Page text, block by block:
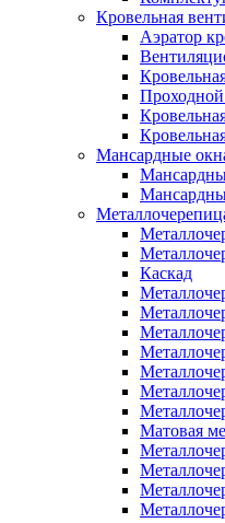
Кровельная
Аэратор
Проходной
Мансардные
Каскад
Матовая